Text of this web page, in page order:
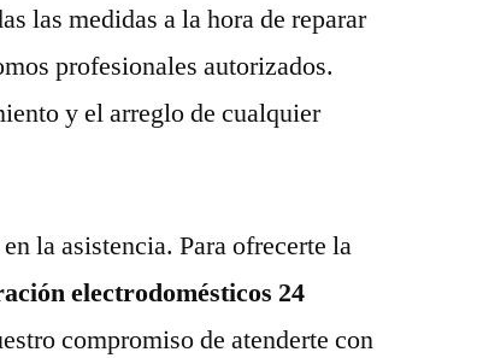
las medidas a la hora de reparar
profesionales autorizados.
y el arreglo de cualquier
la asistencia. Para ofrecerte la
electrodomésticos 24
compromiso de atenderte con